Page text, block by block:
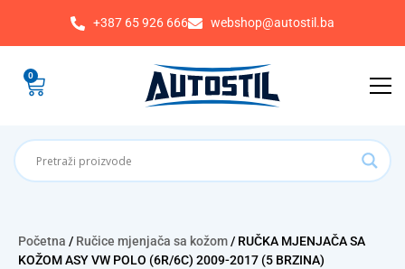
+387 65 926 666 webshop@autostil.ba
0
Početna / Ručice mjenjača sa kožom/ RUČKA MJENJAČA SA
KOŽOM ASY VW POLO (6R/6C) 2009-2017 (5 BRZINA)